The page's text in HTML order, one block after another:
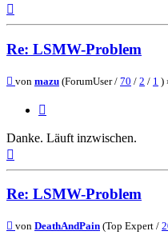
Re: LSMW-Problem
Beitrag
von mazu (ForumUser / 70 / 2 / 1 )
Danke. Läuft inzwischen.
Re: LSMW-Problem
Beitrag
von DeathAndPain (Top Expert /